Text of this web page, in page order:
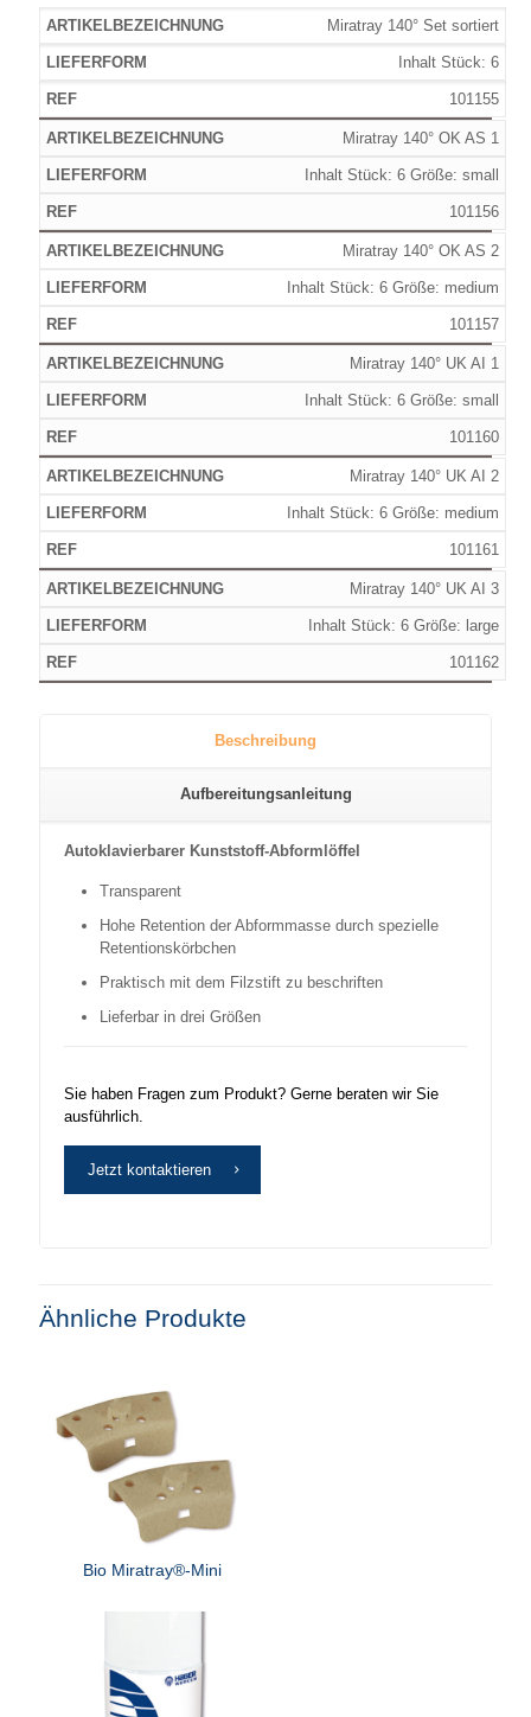
Miratray 140° Set sortiert
Inhalt Stück: 6
101155
Miratray 140° OK AS 1
Inhalt Stück: 6 Größe: small
101156
Miratray 140° OK AS 2
Inhalt Stück: 6 Größe: medium
101157
Miratray 140° UK AI 1
Inhalt Stück: 6 Größe: small
101160
Miratray 140° UK AI 2
Inhalt Stück: 6 Größe: medium
101161
Miratray 140° UK AI 3
Inhalt Stück: 6 Größe: large
101162
Beschreibung
Aufbereitungsanleitung
Autoklavierbarer Kunststoff-Abformlöffel
Transparent
Hohe Retention der Abformmasse durch spezielle
Retentionskörbchen
Praktisch mit dem Filzstift zu beschriften
Lieferbar in drei Größen
Sie haben Fragen zum Produkt? Gerne beraten wir Sie
ausführlich.
Jetzt kontaktieren
Ähnliche Produkte
Bio Miratray®-Mini